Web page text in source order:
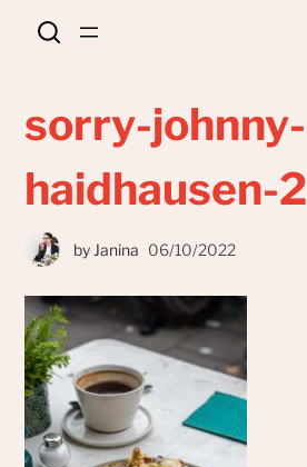
sorry-johnny-
haidhausen-2
by Janina 06/10/2022